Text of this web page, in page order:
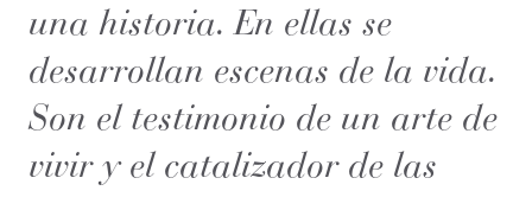
una historia. En ellas se
desarrollan escenas de la vida.
Son el testimonio de un arte de
vivir y el catalizador de las